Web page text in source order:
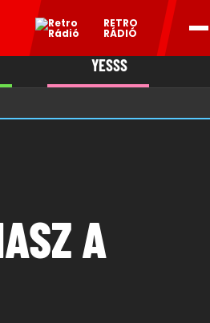
RETRO
RÁDIÓ
YESSS
A